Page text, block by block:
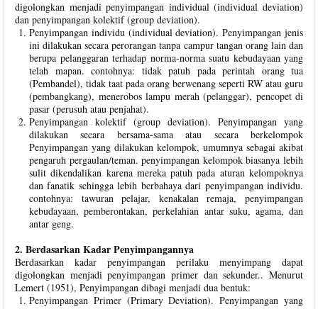
digolongkan menjadi penyimpangan individual (individual deviation)
dan penyimpangan kolektif (group deviation).
Penyimpangan individu (individual deviation). Penyimpangan jenis
ini dilakukan secara perorangan tanpa campur tangan orang lain dan
berupa pelanggaran terhadap norma-norma suatu kebudayaan yang
telah mapan. contohnya: tidak patuh pada perintah orang tua
(Pembandel), tidak taat pada orang berwenang seperti RW atau guru
(pembangkang), menerobos lampu merah (pelanggar), pencopet di
pasar (perusuh atau penjahat).
Penyimpangan kolektif (group deviation). Penyimpangan yang
dilakukan secara bersama-sama atau secara berkelompok
Penyimpangan yang dilakukan kelompok, umumnya sebagai akibat
pengaruh pergaulan/teman. penyimpangan kelompok biasanya lebih
sulit dikendalikan karena mereka patuh pada aturan kelompoknya
dan fanatik sehingga lebih berbahaya dari penyimpangan individu.
contohnya: tawuran pelajar, kenakalan remaja, penyimpangan
kebudayaan, pemberontakan, perkelahian antar suku, agama, dan
antar geng.
2. Berdasarkan Kadar Penyimpangannya
Berdasarkan kadar penyimpangan perilaku menyimpang dapat
digolongkan menjadi penyimpangan primer dan sekunder.. Menurut
Lemert (1951), Penyimpangan dibagi menjadi dua bentuk:
Penyimpangan Primer (Primary Deviation). Penyimpangan yang